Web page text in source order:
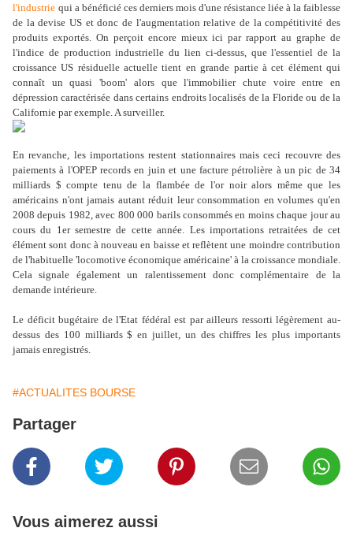
l'industrie qui a bénéficié ces derniers mois d'une résistance liée à la faiblesse
de la devise US et donc de l'augmentation relative de la compétitivité des
produits exportés. On perçoit encore mieux ici par rapport au graphe de
l'indice de production industrielle du lien ci-dessus, que l'essentiel de la
croissance US résiduelle actuelle tient en grande partie à cet élément qui
connaît un quasi 'boom' alors que l'immobilier chute voire entre en
dépression caractérisée dans certains endroits localisés de la Floride ou de la
Californie par exemple. A surveiller.
En revanche, les importations restent stationnaires mais ceci recouvre des
paiements à l'OPEP records en juin et une facture pétrolière à un pic de 34
milliards $ compte tenu de la flambée de l'or noir alors même que les
américains n'ont jamais autant réduit leur consommation en volumes qu'en
2008 depuis 1982, avec 800 000 barils consommés en moins chaque jour au
cours du 1er semestre de cette année. Les importations retraitées de cet
élément sont donc à nouveau en baisse et reflètent une moindre contribution
de l'habituelle 'locomotive économique américaine' à la croissance mondiale.
Cela signale également un ralentissement donc complémentaire de la
demande intérieure.
Le déficit bugétaire de l'Etat fédéral est par ailleurs ressorti légèrement au-
dessus des 100 milliards $ en juillet, un des chiffres les plus importants
jamais enregistrés.
#ACTUALITES BOURSE
Partager
Vous aimerez aussi